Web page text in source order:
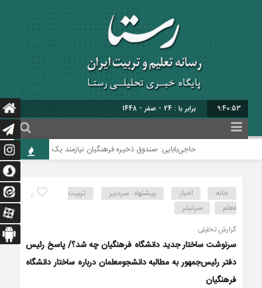
9:40:54 برابر با : 24 - صفر - 1448
حاجی‌بابایی: صندوق ذخیره فرهنگیان نیازمند یک تصمیم اساسی و
6 خانه اخبار پیشنهاد سردبیر
تربیت
معلم
سرتیتر
گزارش تحلیلی
سرنوشت ساختار جدید دانشگاه فرهنگیان چه شد؟/ پاسخ رئیس
دفتر رئیس‌جمهور به مطالبه دانشجومعلمان درباره ساختار دانشگاه
فرهنگیان